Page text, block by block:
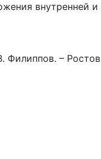
внутренней и
–